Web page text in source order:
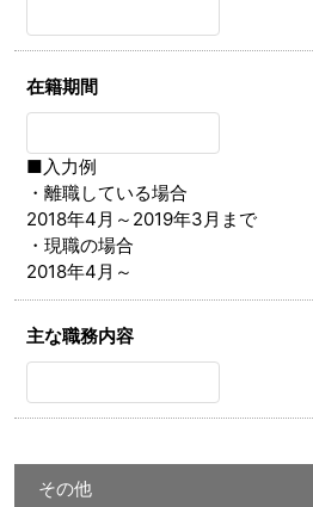
在籍期間
■入力例
・離職している場合
2018年4月～2019年3月まで
・現職の場合
2018年4月～
主な職務内容
その他